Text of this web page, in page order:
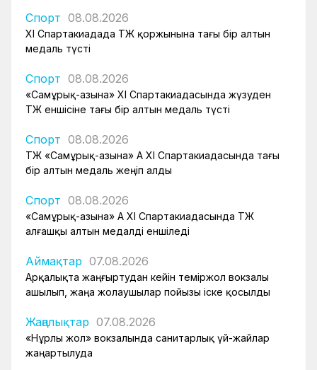
Спорт 08.08.2026
XI Спартакиадада ҚТЖ қоржынына тағы бір алтын
медаль түсті
Спорт 08.08.2026
«Самұрық-Қазына» XI Спартакиадасында жүзуден
ҚТЖ еншісіне тағы бір алтын медаль түсті
Спорт 08.08.2026
ҚТЖ «Самұрық-Қазына» АҚ XI Спартакиадасында тағы
бір алтын медаль жеңіп алды
Спорт 08.08.2026
«Самұрық-Қазына» АҚ XI Спартакиадасында ҚТЖ
алғашқы алтын медалді еншіледі
Аймақтар 07.08.2026
Арқалықта жаңғыртудан кейін теміржол вокзалы
ашылып, жаңа жолаушылар пойызы іске қосылды
Жаңалықтар 07.08.2026
«Нұрлы жол» вокзалында санитарлық үй-жайлар
жаңартылуда